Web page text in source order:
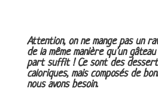
Attention, on ne mange pas un
de la même manière qu’un
part suffit ! Ce sont des
caloriques, mais composés de
nous avons besoin.